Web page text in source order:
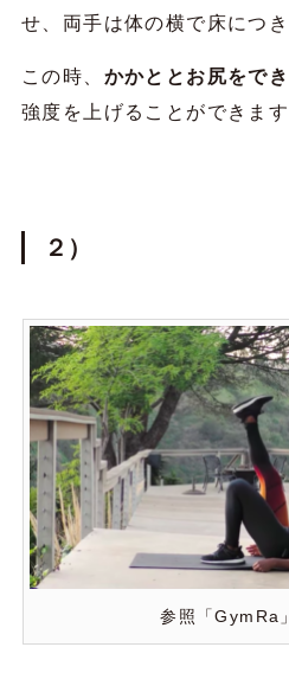
せ、両手は体の横で床につき
この時、 かかととお尻をで
強度を上げることができます
２）
参照「GymRa